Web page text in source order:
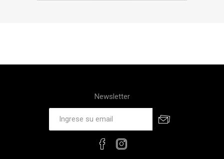
Newsletter